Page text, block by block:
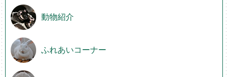
動物紹介
ふれあいコーナー